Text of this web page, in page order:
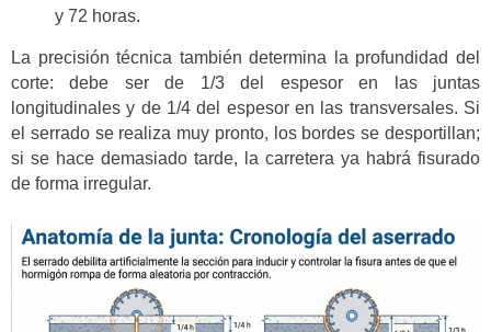
y 72 horas.
La precisión técnica también determina la profundidad del
corte: debe ser de 1/3 del espesor en las juntas
longitudinales y de 1/4 del espesor en las transversales. Si
el serrado se realiza muy pronto, los bordes se desportillan;
si se hace demasiado tarde, la carretera ya habrá fisurado
de forma irregular.